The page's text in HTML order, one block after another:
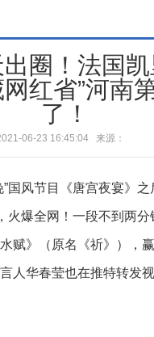
圈！法国
红省”河南
了！
06-23 16:45:04 来源：
”国风节目《唐宫夜宴》
火爆全网！一段不到两分
赋》（原名《祈》），
人华春莹也在推特转发